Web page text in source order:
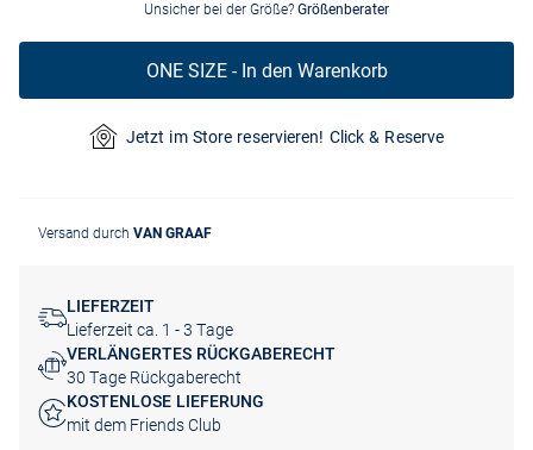
Unsicher bei der Größe? Größenberater
ONE SIZE - In den Warenkorb
Jetzt im Store reservieren! Click & Reserve
Versand durch VAN GRAAF
LIEFERZEIT
Lieferzeit ca. 1 - 3 Tage
VERLÄNGERTES RÜCKGABERECHT
30 Tage Rückgaberecht
KOSTENLOSE LIEFERUNG
mit dem Friends Club